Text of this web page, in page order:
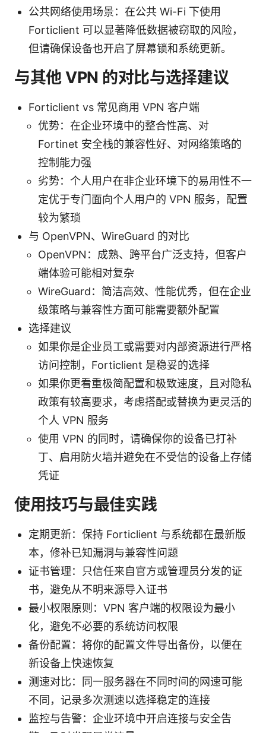
公共网络使用场景：在公共 Wi-Fi 下使用
Forticlient 可以显著降低数据被窃取的风险，
但请确保设备也开启了屏幕锁和系统更新。
与其他 VPN 的对比与选择建议
Forticlient vs 常见商用 VPN 客户端
优势：在企业环境中的整合性高、对
Fortinet 安全栈的兼容性好、对网络策略的
控制能力强
劣势：个人用户在非企业环境下的易用性不一
定优于专门面向个人用户的 VPN 服务，配置
较为繁琐
与 OpenVPN、WireGuard 的对比
OpenVPN：成熟、跨平台广泛支持，但客户
端体验可能相对复杂
WireGuard：简洁高效、性能优秀，但在企业
级策略与兼容性方面可能需要额外配置
选择建议
如果你是企业员工或需要对内部资源进行严格
访问控制，Forticlient 是稳妥的选择
如果你更看重极简配置和极致速度，且对隐私
政策有较高要求，考虑搭配或替换为更灵活的
个人 VPN 服务
使用 VPN 的同时，请确保你的设备已打补
丁、启用防火墙并避免在不受信的设备上存储
凭证
使用技巧与最佳实践
定期更新：保持 Forticlient 与系统都在最新版
本，修补已知漏洞与兼容性问题
证书管理：只信任来自官方或管理员分发的证
书，避免从不明来源导入证书
最小权限原则：VPN 客户端的权限设为最小
化，避免不必要的系统访问权限
备份配置：将你的配置文件导出备份，以便在
新设备上快速恢复
测速对比：同一服务器在不同时间的网速可能
不同，记录多次测速以选择稳定的连接
监控与告警：企业环境中开启连接与安全告